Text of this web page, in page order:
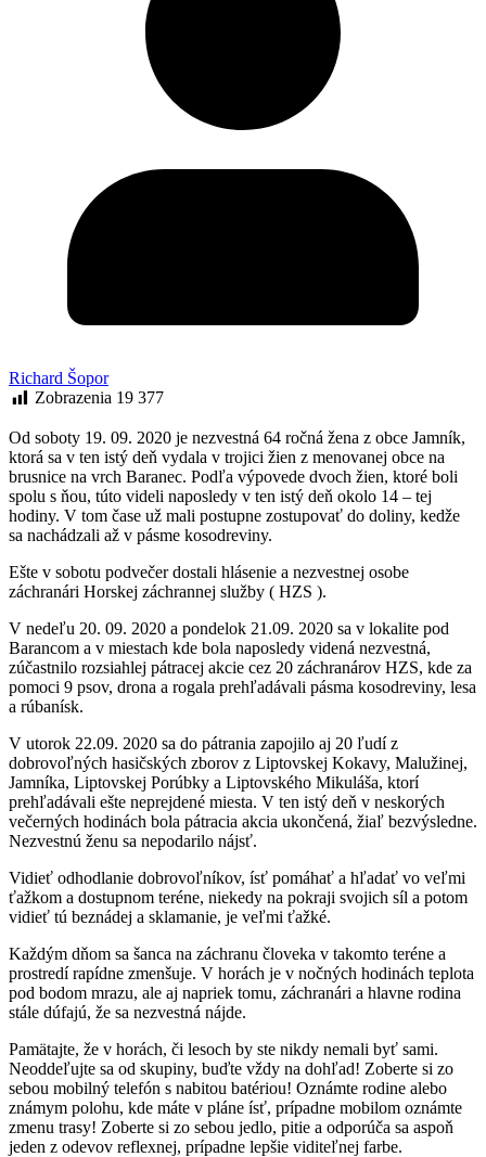
Richard Šopor
Zobrazenia 19 377
Od soboty 19. 09. 2020 je nezvestná 64 ročná žena z obce Jamník,
ktorá sa v ten istý deň vydala v trojici žien z menovanej obce na
brusnice na vrch Baranec. Podľa výpovede dvoch žien, ktoré boli
spolu s ňou, túto videli naposledy v ten istý deň okolo 14 – tej
hodiny. V tom čase už mali postupne zostupovať do doliny, kedže
sa nachádzali až v pásme kosodreviny.
Ešte v sobotu podvečer dostali hlásenie a nezvestnej osobe
záchranári Horskej záchrannej služby ( HZS ).
V nedeľu 20. 09. 2020 a pondelok 21.09. 2020 sa v lokalite pod
Barancom a v miestach kde bola naposledy videná nezvestná,
zúčastnilo rozsiahlej pátracej akcie cez 20 záchranárov HZS, kde za
pomoci 9 psov, drona a rogala prehľadávali pásma kosodreviny, lesa
a rúbanísk.
V utorok 22.09. 2020 sa do pátrania zapojilo aj 20 ľudí z
dobrovoľných hasičských zborov z Liptovskej Kokavy, Malužinej,
Jamníka, Liptovskej Porúbky a Liptovského Mikuláša, ktorí
prehľadávali ešte neprejdené miesta. V ten istý deň v neskorých
večerných hodinách bola pátracia akcia ukončená, žiaľ bezvýsledne.
Nezvestnú ženu sa nepodarilo nájsť.
Vidieť odhodlanie dobrovoľníkov, ísť pomáhať a hľadať vo veľmi
ťažkom a dostupnom teréne, niekedy na pokraji svojich síl a potom
vidieť tú beznádej a sklamanie, je veľmi ťažké.
Každým dňom sa šanca na záchranu človeka v takomto teréne a
prostredí rapídne zmenšuje. V horách je v nočných hodinách teplota
pod bodom mrazu, ale aj napriek tomu, záchranári a hlavne rodina
stále dúfajú, že sa nezvestná nájde.
Pamätajte, že v horách, či lesoch by ste nikdy nemali byť sami.
Neoddeľujte sa od skupiny, buďte vždy na dohľad! Zoberte si zo
sebou mobilný telefón s nabitou batériou! Oznámte rodine alebo
známym polohu, kde máte v pláne ísť, prípadne mobilom oznámte
zmenu trasy! Zoberte si zo sebou jedlo, pitie a odporúča sa aspoň
jeden z odevov reflexnej, prípadne lepšie viditeľnej farbe.